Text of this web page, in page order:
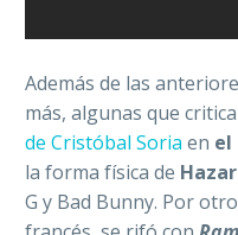
Además de las
más, algunas que
de Cristóbal Soria en el
la forma física de
G y Bad Bunny. Por